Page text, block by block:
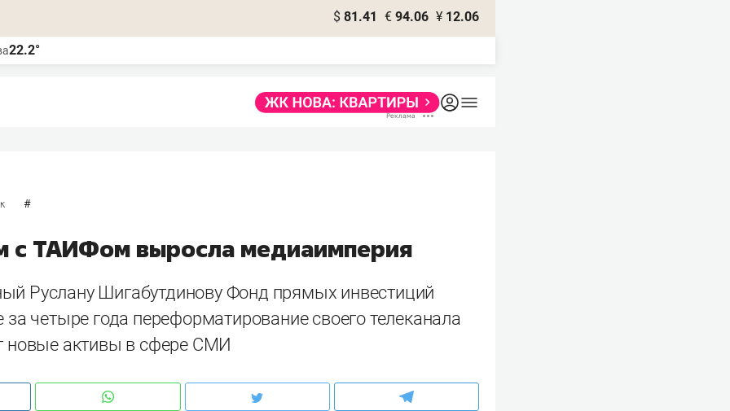
$ 81.41 € 94.06 ¥ 12.06
22.2°
#
с ТАИФом выросла медиаимперия
Руслану Шигабутдинову Фонд прямых инвестиций
за четыре года переформатирование своего телеканала
новые активы в сфере СМИ